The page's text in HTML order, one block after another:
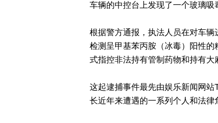
车辆的中控台上发现了一个玻璃吸
根据警方通报，执法人员在对车
检测呈甲基苯丙胺（冰毒）阳性
式指控非法持有管制药物和持有大
这起逮捕事件最先由娱乐新闻网
长近年来遭遇的一系列个人和法律